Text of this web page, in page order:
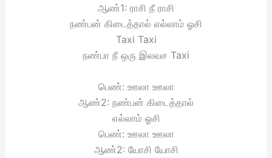
ஆண்1: ராசி நீ ராசி
நண்பன் கிடைத்தால் எல்லாம் ஓசி
Taxi Taxi
நண்பா நீ ஒரு இலவச Taxi
பெண்: ஊலா ஊலா
ஆண்2: நண்பன் கிடைத்தால்
எல்லாம் ஓசி
பெண்: ஊலா ஊலா
ஆண்2: யோசி யோசி